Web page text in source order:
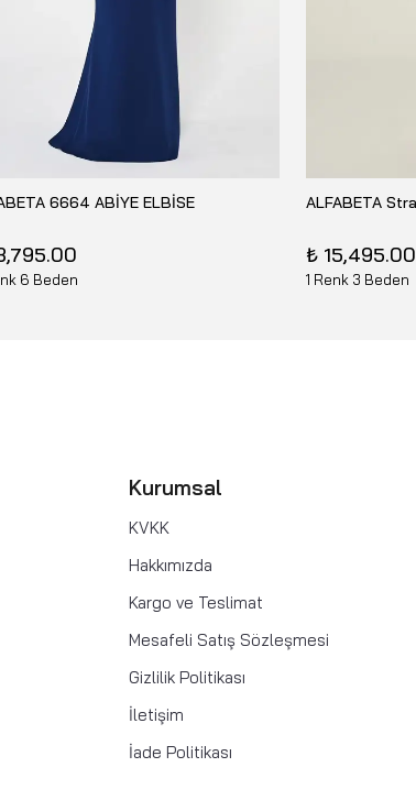
6664 ABİYE ELBİSE
6 Beden
₺ 15,495.00
1 Renk 3 Beden
Kurumsal
KVKK
Hakkımızda
Kargo ve Teslimat
Mesafeli Satış Sözleşmesi
Gizlilik Politikası
İletişim
İade Politikası